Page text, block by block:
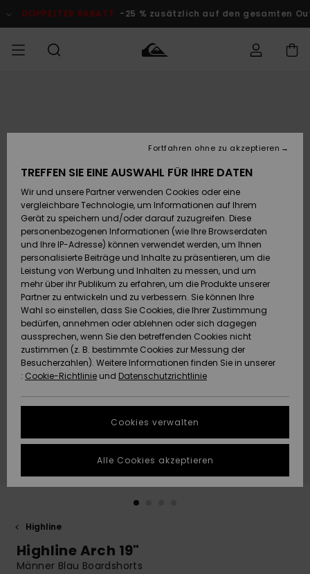
Produktinformation
DOPPELTER RABATT -25 % zusätzlich auf den gesamten
Accessoires
Schuhe&
Flip-Flops
Surf
Snow
Brandneu
Highlights
JUNGEN
Accessoires
Schuhe&
Flip-Flops
Surf
Snow
Brandneu
Highlights
FRAUEN
Brandneu
Highlights
Snow
SURF
Kinder
Highlights
Community
SNOW
Kinder
Snow Shop
Damen
Highlights
Community
DOPPELTER
RABATT
KINDER
Outlet
Frauen
HILFE & KONTAKT
Versand
Retouren
Bezahlung
Geschenkkarte
Quiksilver
Freedom
Datenschutz
Starten Sie eine
Unterhaltung,
schnellste
Antwort auf Ihre
Frage zu
erhalten.
Finden Sie
NACHHALTIGKEIT
WUNSCHLISTE
Highline
Highline Arch 19"
Männer Blau Boardshorts
TREFFEN SIE EINE AUSWAHL FÜR IHRE DATEN
Wir und unsere Partner verwenden Cookies oder eine
vergleichbare Technologie, um Informationen auf Ihrem
Gerät zu speichern und/oder darauf zuzugreifen. Diese
personenbezogenen Informationen (wie Ihre Browserdaten
und Ihre IP-Adresse) können verwendet werden, um Ihnen
personalisierte Beiträge und Inhalte zu präsentieren, um die
Leistung von Werbung und Inhalten zu messen, und um
mehr über ihr Publikum zu erfahren, um die Produkte unserer
Partner zu entwickeln und zu verbessern. Sie können Ihre
Wahl so einstellen, dass Sie Cookies, die Ihrer Zustimmung
bedürfen, annehmen oder ablehnen oder sich dagegen
aussprechen, wenn Sie den betreffenden Cookies nicht
zustimmen (z. B. bestimmte Cookies zur Messung der
Besucherzahlen). Weitere Informationen finden Sie in unserer
: Cookie-Richtlinie und Datenschutzrichtlinie
Cookies verwalten
Fortfahren ohne zu akzeptieren
Alle Cookies akzeptieren